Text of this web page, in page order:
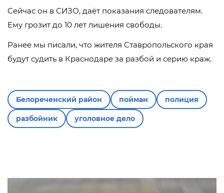
Сейчас он в СИЗО, даёт показания следователям.
Ему грозит до 10 лет лишения свободы.
Ранее мы писали, что жителя Ставропольского края
будут судить в Краснодаре за разбой и серию краж.
Белореченский район пойман полиция
разбойник уголовное дело